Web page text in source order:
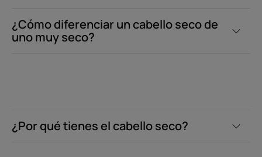
¿Cómo diferenciar un cabello seco de
uno muy seco?
¿Por qué tienes el cabello seco?